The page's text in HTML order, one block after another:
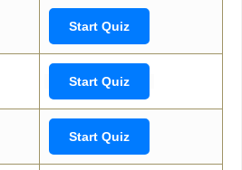
Start Quiz
Start Quiz
Start Quiz